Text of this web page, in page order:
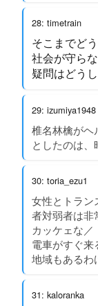
28: timetrain
そこまでど
社会が守ら
疑問はどう
29: izumiya1948
椎名林檎がヘ
としたのは
30: toria_ezu1
女性とトラン
者対弱者は非
カッケェな
電車がすぐ
地域もあるわ
31: kaloranka